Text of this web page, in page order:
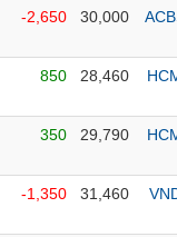
-2,650 30,000
850 28,460
350 29,790
-1,350 31,460